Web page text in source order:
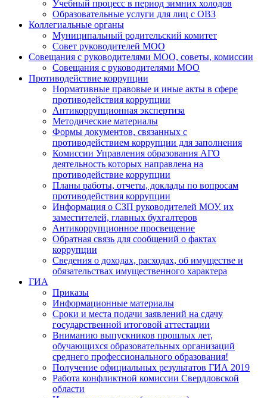
Учебный процесс в период зимних холодов
Образовательные услуги для лиц с ОВЗ
Коллегиальные органы
Муниципальный родительский комитет
Совет руководителей МОО
Совещания с руководителями МОО, советы, комиссии
Совещания с руководителями МОО
Противодействие коррупции
Нормативные правовые и иные акты в сфере
противодействия коррупции
Антикоррупционная экспертиза
Методические материалы
Формы документов, связанных с
противодействием коррупции для заполнения
Комиссии Управления образования АГО
деятельность которых направлена на
противодействие коррупции
Планы работы, отчеты, доклады по вопросам
противодействия коррупции
Информация о СЗП руководителей МОУ, их
заместителей, главных бухгалтеров
Антикоррупционное просвещение
Обратная связь для сообщений о фактах
коррупции
Сведения о доходах, расходах, об имуществе и
обязательствах имущественного характера
ГИА
Приказы
Информационные материалы
Сроки и места подачи заявлений на сдачу
государственной итоговой аттестации
Вниманию выпускников прошлых лет,
обучающихся образовательных организаций
среднего профессионального образования!
Получение официальных результатов ГИА 2019
Работа конфликтной комиссии Свердловской
области